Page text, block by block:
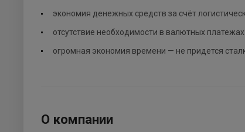
экономия денежных средств за счёт
отсутствие необходимости в валютных
огромная экономия времени — не придется
О компании